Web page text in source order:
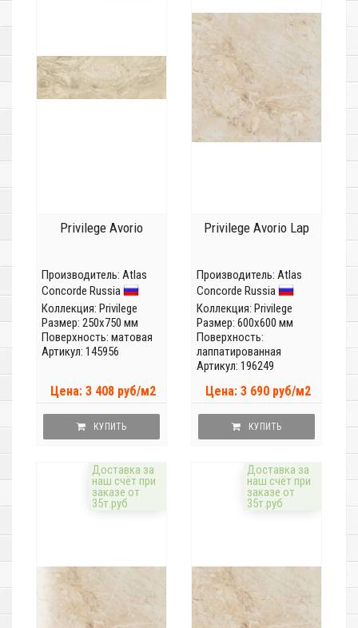
Privilege Avorio
Производитель: Atlas
Concorde Russia
Коллекция: Privilege
Размер: 250x750 мм
Поверхность: матовая
Артикул: 145956
Цена: 3 408 руб/м2
КУПИТЬ
Privilege Avorio Lap
Производитель: Atlas
Concorde Russia
Коллекция: Privilege
Размер: 600x600 мм
Поверхность:
лаппатированная
Артикул: 196249
Цена: 3 690 руб/м2
КУПИТЬ
Доставка за
наш счёт при
заказе от
35т.руб
Доставка за
наш счёт при
заказе от
35т.руб